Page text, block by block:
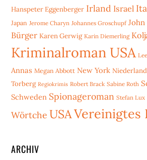
Hanspeter Eggenberger Irland Israel
Japan Jerome Charyn Johannes Groschupf
Bürger Karen Gerwig Karin Diemerling
Kriminalroman USA
Annas Megan Abbott New York
Torberg Regiokrimis Robert Brack Sabine Roth
Schweden Spionageroman Stefan Lux
Wörtche USAVereinigtes
ARCHIV